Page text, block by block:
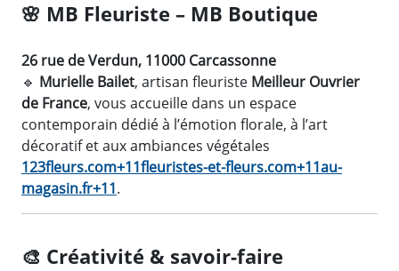
🌸 MB Fleuriste – MB Boutique
26 rue de Verdun, 11000 Carcassonne
🔹 Murielle Bailet, artisan fleuriste Meilleur Ouvrier
de France, vous accueille dans un espace
contemporain dédié à l’émotion florale, à l’art
décoratif et aux ambiances végétales
123fleurs.com+11fleuristes-et-fleurs.com+11au-
magasin.fr+11.
🎨 Créativité & savoir-faire